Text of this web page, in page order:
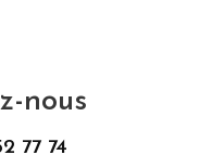
nous
77 74